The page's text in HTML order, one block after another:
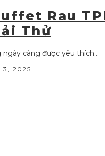
Rau
Thử
càng được yêu thích...
2025